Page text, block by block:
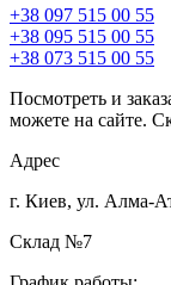
+38 097 515 00 55
+38 095 515 00 55
+38 073 515 00 55
Посмотреть и
можете на сайте.
Адрес
г. Киев, ул. Алма-
Склад №7